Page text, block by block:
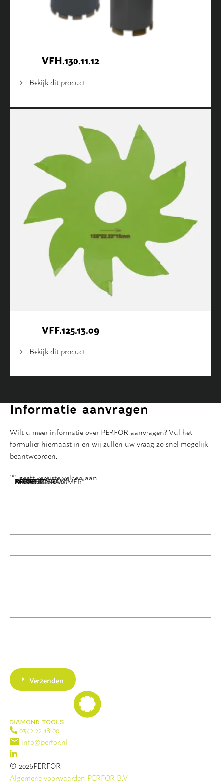
VFH.130.11.12
Bekijk dit product
VFF.125.13.09
Bekijk dit product
Informatie aanvragen
Wilt u meer informatie over PERFOR aanvragen? Vul het
formulier hiernaast in en wij zullen uw vraag zo snel mogelijk
beantwoorden.
"*" geeft vereiste velden aan
NAAM*
BEDRIJFSNAAM*
E-MAILADRES*
TELEFOONNUMMER*
POSTCODE
ADRES
BERICHT*
Verzenden
0342 22 18 00
info@perfor.nl
© 2026PERFOR
Algemene voorwaarden PERFOR B.V.